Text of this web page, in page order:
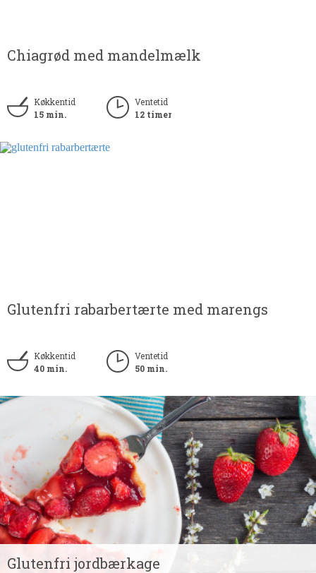
Chiagrød med mandelmælk
Køkkentid
15 min.
Ventetid
12 timer
Glutenfri rabarbertærte med marengs
Køkkentid
40 min.
Ventetid
50 min.
Glutenfri jordbærkage